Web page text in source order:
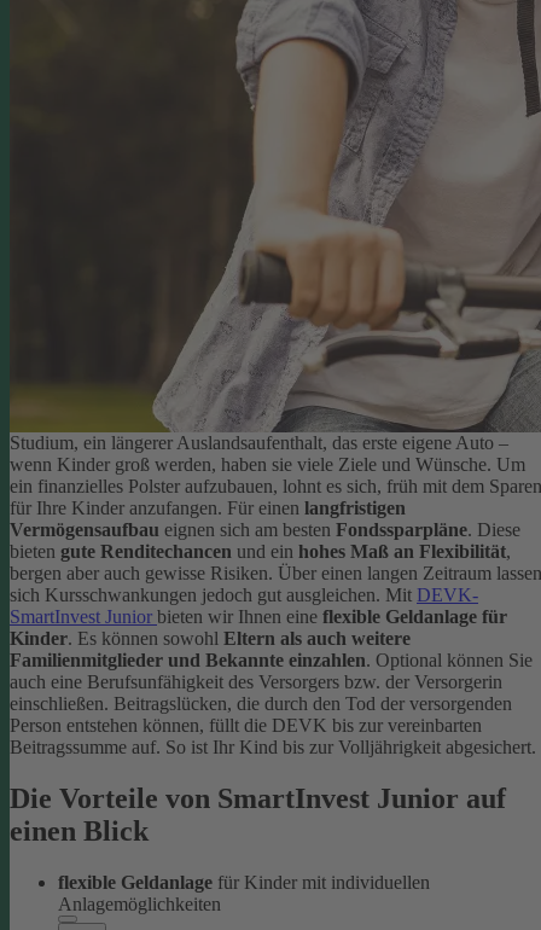
Studium, ein längerer Auslandsaufenthalt, das erste eigene Auto –
wenn Kinder groß werden, haben sie viele Ziele und Wünsche. Um
ein finanzielles Polster aufzubauen, lohnt es sich, früh mit dem Sparen
für Ihre Kinder anzufangen. Für einen langfristigen
Vermögensaufbau eignen sich am besten Fondssparpläne. Diese
bieten gute Renditechancen und ein hohes Maß an Flexibilität,
bergen aber auch gewisse Risiken. Über einen langen Zeitraum lassen
sich Kursschwankungen jedoch gut ausgleichen. Mit DEVK-
SmartInvest Junior bieten wir Ihnen eine flexible Geldanlage für
Kinder. Es können sowohl Eltern als auch weitere
Familienmitglieder und Bekannte einzahlen. Optional können Sie
auch eine Berufsunfähigkeit des Versorgers bzw. der Versorgerin
einschließen. Beitragslücken, die durch den Tod der versorgenden
Person entstehen können, füllt die DEVK bis zur vereinbarten
Beitragssumme auf. So ist Ihr Kind bis zur Volljährigkeit abgesichert.
Die Vorteile von SmartInvest Junior auf
einen Blick
flexible Geldanlage für Kinder mit individuellen
Anlagemöglichkeiten